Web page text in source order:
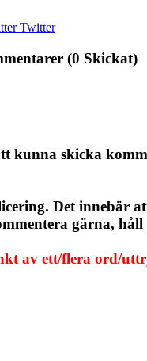
Twitter
(0 Skickat)
kunna skicka
Det innebär
gärna,
av ett/flera ord/